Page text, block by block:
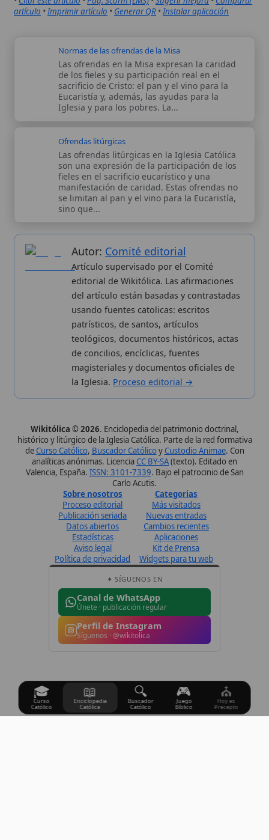
Autor:Comité editorial
del artículo están basadas y contrastadas
usando fuentes catolicas: escritos
patrísticos, de santos, artículos
teológicos, documentos históricos, actas
de concilios, encíclicas, fuentes
Wikitólica © 2026. Enciclopedia del patrimonio doctrinal,
histórico y litúrgico de la Iglesia Católica. Parte de la red formativa
Curso Católico,Buscador Católico yCustodio Animae. Con
analíticas anónimas. LicenciaCC BY-SA(texto). Editado en
Valencia, España. ISSN: 3101-7339
Sobre nosotros
Publicación seriada
Datos abiertos
Estadísticas
Aviso legal
Política de privacidad
Categorias
Nuevas entradas
Cambios recientes
Aplicaciones
Kit de Prensa
Widgets para tu web
✦ SÍGUENOS EN
Canal de WhatsApp
Únete · publicación regular
Perfil de Instagram
Síguenos · @wikitolica